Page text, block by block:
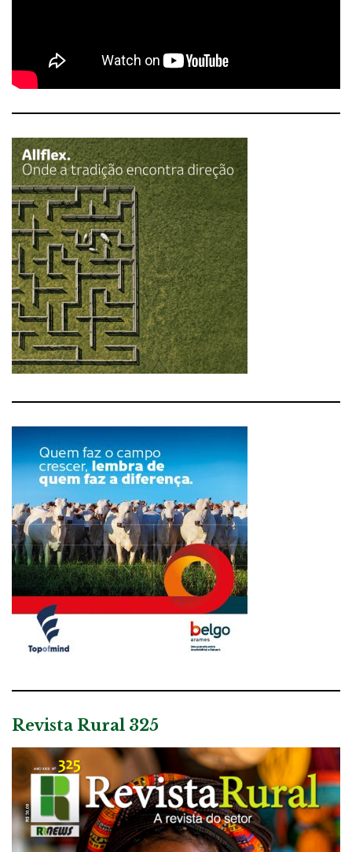
Revista Rural 325